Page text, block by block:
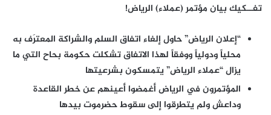
تفــكيك بيان مؤتمر (عملاء) الرياض!
“إعلان الرياض” حاول إلغاء اتفاق السلم والشراكة المعترَف به
محلياً ودولياً ووفقاً لهذا الاتفاق تشكلت حكومة بحاح التي ما
يزال “عملاء الرياض” يتمسكون بشرعيتها
المؤتمرون في الرياض أغمضوا أعينهم عن خطر القاعدة
وداعش ولم يتطرقوا إلى سقوط حضرموت بيدها